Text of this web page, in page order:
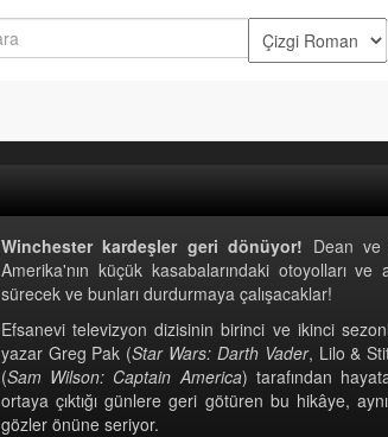
Winchester kardeşler geri dönüyor! Dean ve
Amerika'nın küçük kasabalarındaki otoyolları
sürecek ve bunları durdurmaya çalışacaklar!
Efsanevi televizyon dizisinin birinci ve ikinci
yazar Greg Pak (Star Wars: Darth Vader, Lilo &
(Sam Wilson: Captain America) tarafından
ortaya çıktığı günlere geri götüren bu hikâye,
gözler önüne seriyor.